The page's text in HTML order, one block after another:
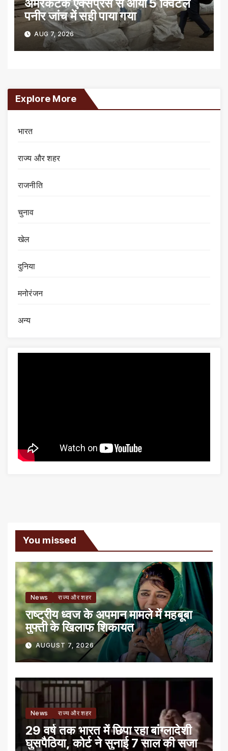
अमरकंटक एक्सप्रेस से आया 5 क्विंटल
पनीर जांच में सही पाया गया
AUG 7, 2026
Explore More
भारत
राज्य और शहर
राजनीति
चुनाव
खेल
दुनिया
मनोरंजन
अन्य
You missed
News राज्य और शहर
राष्ट्रीय ध्वज के अपमान मामले में महबूबा
मुफ्ती के खिलाफ शिकायत
AUGUST 7, 2026
News राज्य और शहर
29 वर्ष तक भारत में छिपा रहा बांग्लादेशी
घुसपैठिया, कोर्ट ने सुनाई 7 साल की सजा